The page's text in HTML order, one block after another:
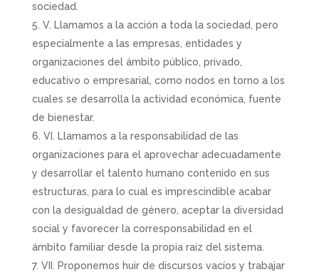
sociedad.
V. Llamamos a la acción a toda la sociedad, pero
especialmente a las empresas, entidades y
organizaciones del ámbito público, privado,
educativo o empresarial, como nodos en torno a los
cuales se desarrolla la actividad económica, fuente
de bienestar.
VI. Llamamos a la responsabilidad de las
organizaciones para el aprovechar adecuadamente
y desarrollar el talento humano contenido en sus
estructuras, para lo cual es imprescindible acabar
con la desigualdad de género, aceptar la diversidad
social y favorecer la corresponsabilidad en el
ámbito familiar desde la propia raíz del sistema.
VII. Proponemos huir de discursos vacíos y trabajar